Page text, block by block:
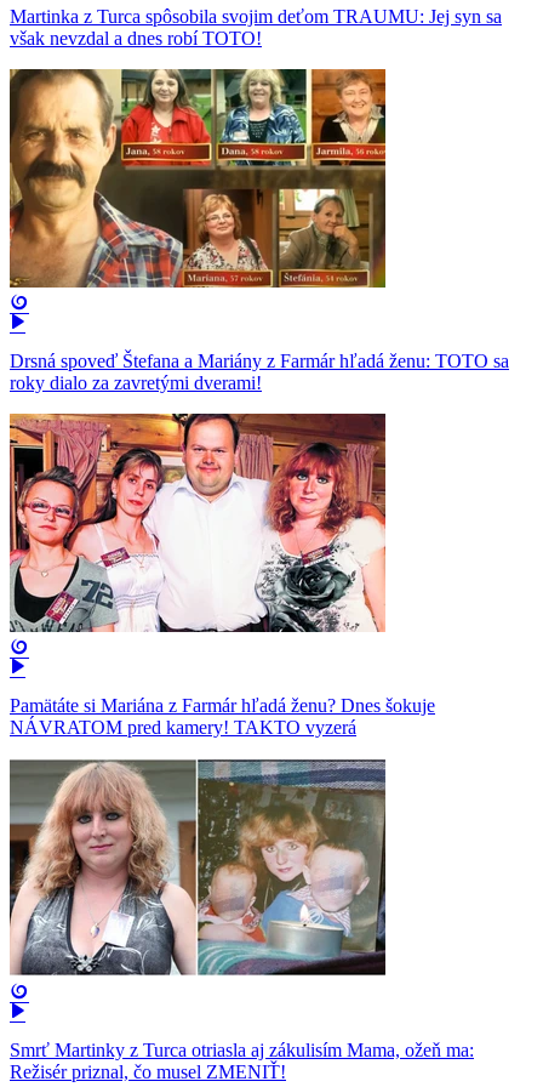
Martinka z Turca spôsobila svojim deťom TRAUMU: Jej syn sa
však nevzdal a dnes robí TOTO!
Drsná spoveď Štefana a Mariány z Farmár hľadá ženu: TOTO sa
roky dialo za zavretými dverami!
Pamätáte si Mariána z Farmár hľadá ženu? Dnes šokuje
NÁVRATOM pred kamery! TAKTO vyzerá
Smrť Martinky z Turca otriasla aj zákulisím Mama, ožeň ma:
Režisér priznal, čo musel ZMENIŤ!